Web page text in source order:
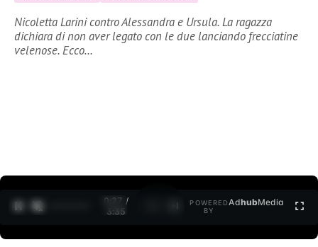
Nicoletta Larini contro Alessandra e Ursula. La ragazza
dichiara di non aver legato con le due lanciando frecciatine
velenose. Ecco…
0:27 /
3:35
POWERED
BY
AdhubMedia